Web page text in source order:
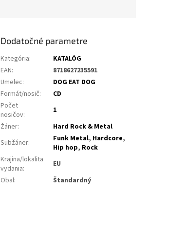
Dodatočné parametre
Kategória:
KATALÓG
EAN:
8718627235591
Umelec:
DOG EAT DOG
Formát/nosič:
CD
Počet
nosičov:
1
Žáner:
Hard Rock & Metal
Subžáner: Funk Metal, Hardcore,
Hip hop, Rock
Krajina/lokalita
vydania:
EU
Obal: Štandardný